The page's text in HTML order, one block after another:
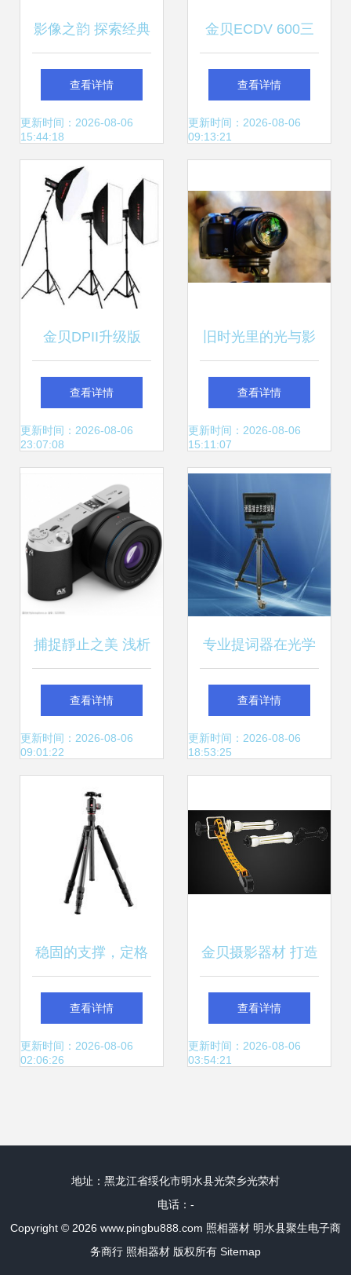
影像之韵 探索经典
与未来的视角之美
查看详情
更新时间：2026-08-06
15:44:18
金贝ECDV 600三
灯柔光箱套装 服装
人像摄影的专业利
查看详情
更新时间：2026-08-06
09:13:21
金贝DPII升级版
DPE 400W摄影灯
三灯套装 专业影楼
理想之选
查看详情
更新时间：2026-08-06
23:07:08
旧时光里的光与影
与美能达和柯尼卡
相守的日子
查看详情
更新时间：2026-08-06
15:11:07
捕捉靜止之美 浅析
靜镜头与誗相器材
的切合运用
查看详情
更新时间：2026-08-06
09:01:22
专业提词器在光学
照相器材中的应用
与产品库解析
查看详情
更新时间：2026-08-06
18:53:25
稳固的支撑，定格
光影之巅 中山劲捷
三脚架深度解析
查看详情
更新时间：2026-08-06
02:06:26
金贝摄影器材 打造
专业级影像的工具
库
查看详情
更新时间：2026-08-06
03:54:21
地址：黑龙江省绥化市明水县光荣乡光荣村
电话：-
Copyright © 2026 www.pingbu888.com 照相器材 明水县聚生电子商
务商行 照相器材 版权所有 Sitemap